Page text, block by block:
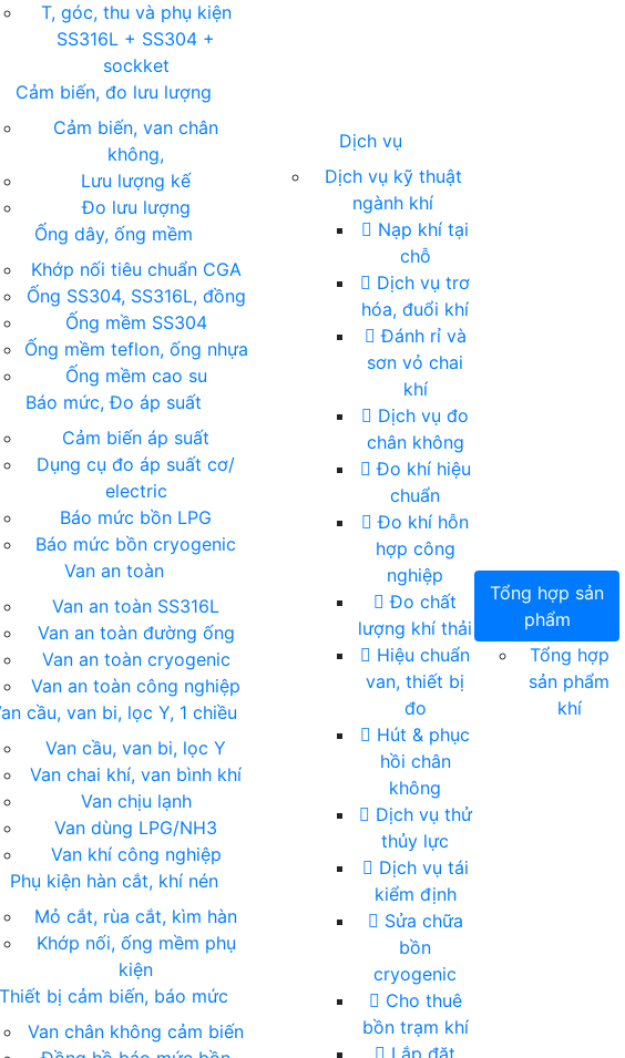
T, góc, thu và phụ kiện
SS316L + SS304 +
sockket
Cảm biến, đo lưu lượng
Cảm biến, van chân
không,
Lưu lượng kế
Đo lưu lượng
Ống dây, ống mềm
Khớp nối tiêu chuẩn CGA
Ống SS304, SS316L, đồng
Ống mềm SS304
Ống mềm teflon, ống nhựa
Ống mềm cao su
Báo mức, Đo áp suất
Cảm biến áp suất
Dụng cụ đo áp suất cơ/
electric
Báo mức bồn LPG
Báo mức bồn cryogenic
Van an toàn
Van an toàn SS316L
Van an toàn đường ống
Van an toàn cryogenic
Van an toàn công nghiệp
cầu, van bi, lọc Y, 1 chiều
Van cầu, van bi, lọc Y
Van chai khí, van bình khí
Van chịu lạnh
Van dùng LPG/NH3
Van khí công nghiệp
Phụ kiện hàn cắt, khí nén
Mỏ cắt, rùa cắt, kìm hàn
Khớp nối, ống mềm phụ
kiện
Thiết bị cảm biến, báo mức
Van chân không cảm biến
Dịch vụ
Dịch vụ kỹ thuật
ngành khí
Nạp khí tại
chỗ
Dịch vụ trơ
hóa, đuổi khí
Đánh rỉ và
sơn vỏ chai
khí
Dịch vụ đo
chân không
Đo khí hiệu
chuẩn
Đo khí hỗn
hợp công
nghiệp
Đo chất
lượng khí thải
Hiệu chuẩn
van, thiết bị
đo
Hút & phục
hồi chân
không
Dịch vụ thử
thủy lực
Dịch vụ tái
kiểm định
Sửa chữa
bồn
cryogenic
Cho thuê
bồn trạm khí
Lắp đặt
Tổng hợp sản
phẩm
Tổng hợp
sản phẩm
khí